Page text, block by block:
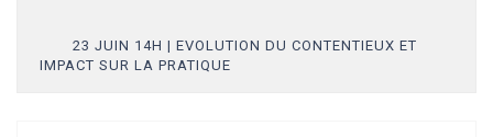
23 JUIN 14H | EVOLUTION DU CONTENTIEUX ET
IMPACT SUR LA PRATIQUE